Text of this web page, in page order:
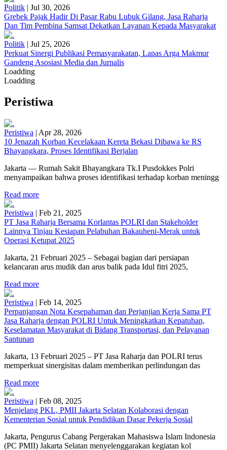
Politik | Jul 30, 2026
Grebek Pajak Hadir Di Pasar Rabu Lubuk Gilang, Jasa Raharja
Dan Tim Pembina Samsat Dekatkan Layanan Kepada Masyarakat
Politik | Jul 25, 2026
Perkuat Sinergi Publikasi Pemasyarakatan, Lapas Arga Makmur
Gandeng Asosiasi Media dan Jurnalis
Loadding
Loadding
Peristiwa
Peristiwa | Apr 28, 2026
10 Jenazah Korban Kecelakaan Kereta Bekasi Dibawa ke RS
Bhayangkara, Proses Identifikasi Berjalan
Jakarta — Rumah Sakit Bhayangkara Tk.I Pusdokkes Polri
menyampaikan bahwa proses identifikasi terhadap korban meningg
Read more
Peristiwa | Feb 21, 2025
PT Jasa Raharja Bersama Korlantas POLRI dan Stakeholder
Lainnya Tinjau Kesiapan Pelabuhan Bakauheni-Merak untuk
Operasi Ketupat 2025
Jakarta, 21 Februari 2025 – Sebagai bagian dari persiapan
kelancaran arus mudik dan arus balik pada Idul fitri 2025,
Read more
Peristiwa | Feb 14, 2025
Perpanjangan Nota Kesepahaman dan Perjanjian Kerja Sama PT
Jasa Raharja dengan POLRI Untuk Meningkatkan Kepatuhan,
Keselamatan Masyarakat di Bidang Transportasi, dan Pelayanan
Santunan
Jakarta, 13 Februari 2025 – PT Jasa Raharja dan POLRI terus
memperkuat sinergisitas dalam memberikan perlindungan das
Read more
Peristiwa | Feb 08, 2025
Menjelang PKL, PMII Jakarta Selatan Kolaborasi dengan
Kementerian Sosial untuk Pendidikan Dasar Pekerja Sosial
Jakarta, Pengurus Cabang Pergerakan Mahasiswa Islam Indonesia
(PC PMII) Jakarta Selatan menyelenggarakan kegiatan kol